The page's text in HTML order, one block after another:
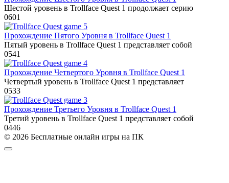
Шестой уровень в Trollface Quest 1 продолжает серию
0601
Прохождение Пятого Уровня в Trollface Quest 1
Пятый уровень в Trollface Quest 1 представляет собой
0541
Прохождение Четвертого Уровня в Trollface Quest 1
Четвертый уровень в Trollface Quest 1 представляет
0533
Прохождение Третьего Уровня в Trollface Quest 1
Третий уровень в Trollface Quest 1 представляет собой
0446
© 2026 Бесплатные онлайн игры на ПК